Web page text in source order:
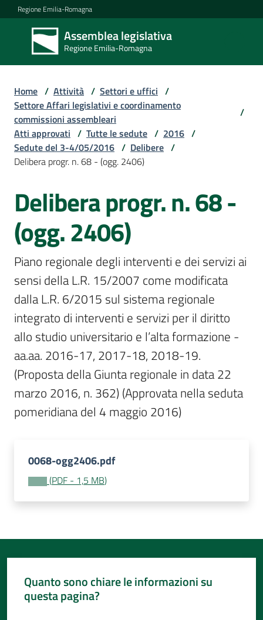
Vai al contenuto
Vai alla navigazione
Vai al footer
Regione Emilia-Romagna
Assemblea legislativa
Regione Emilia-Romagna
Assemblea
legislativa
Regione Emilia-
Assemblea
Argomenti
Per
i
media
Per
i
cittadini
Home / Attività / Settori e uffici /
Settore Affari legislativi e coordinamento
commissioni assembleari
/
Atti approvati / Tutte le sedute / 2016 /
Sedute del 3-4/05/2016 / Delibere /
Delibera progr. n. 68 - (ogg. 2406)
Delibera progr. n. 68 -
(ogg. 2406)
Piano regionale degli interventi e dei servizi ai
sensi della L.R. 15/2007 come modificata
dalla L.R. 6/2015 sul sistema regionale
integrato di interventi e servizi per il diritto
allo studio universitario e l’alta formazione -
aa.aa. 2016-17, 2017-18, 2018-19.
(Proposta della Giunta regionale in data 22
marzo 2016, n. 362) (Approvata nella seduta
0068-ogg2406.pdf
(PDF - 1,5 MB)
Quanto sono chiare le informazioni su
questa pagina?